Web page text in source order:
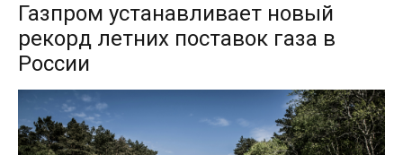
Газпром устанавливает новый
рекорд летних поставок газа в
России